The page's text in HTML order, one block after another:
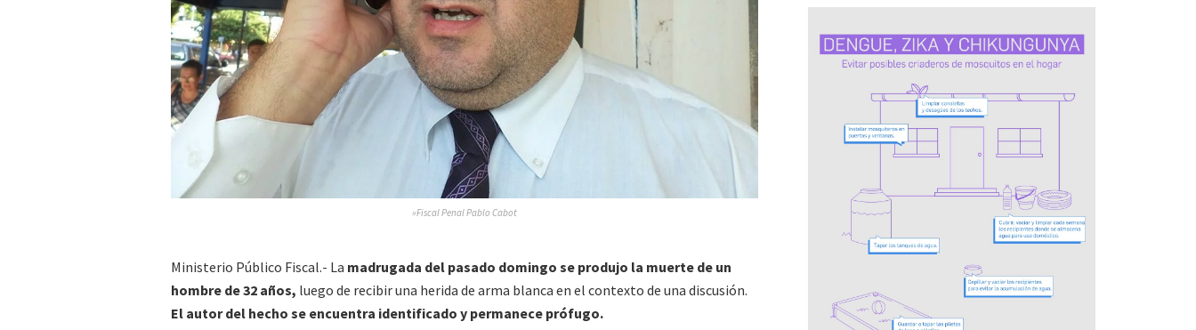
»Fiscal Penal Pablo Cabot
Ministerio Público Fiscal.- La madrugada del pasado domingo se produjo la muerte de un
hombre de 32 años, luego de recibir una herida de arma blanca en el contexto de una discusión.
El autor del hecho se encuentra identificado y permanece prófugo.